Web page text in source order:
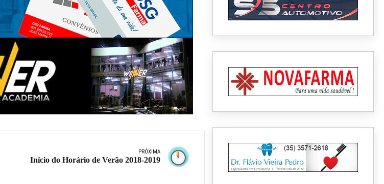
PRÓXIMA
Início do Horário de Verão 2018-2019